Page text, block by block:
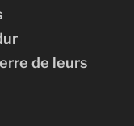
de leurs